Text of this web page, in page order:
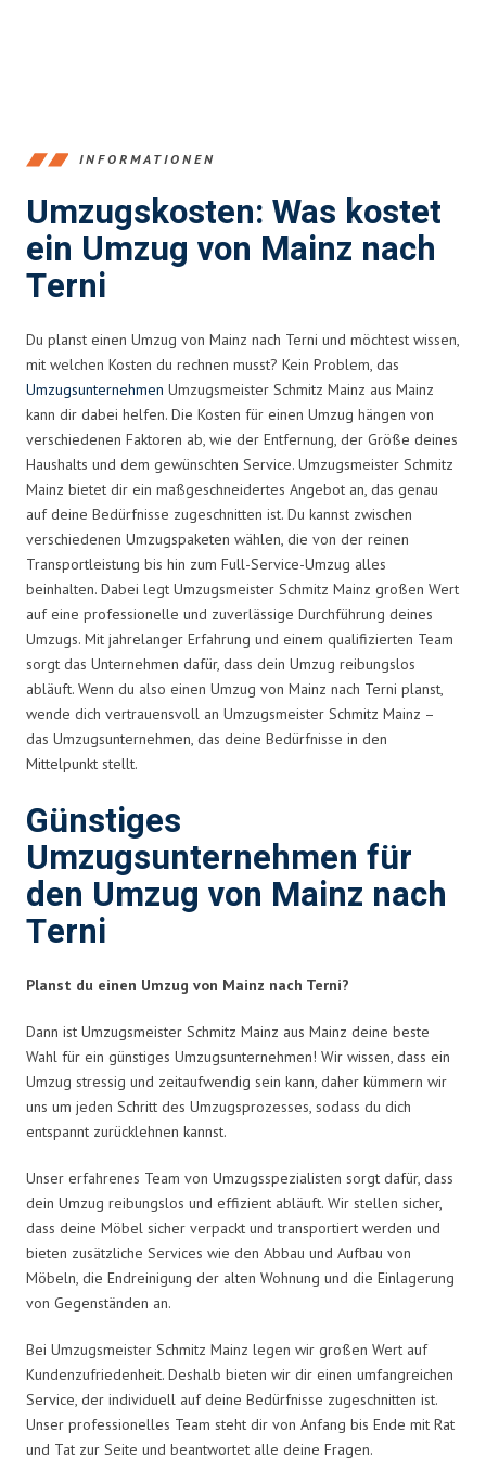
INFORMATIONEN
Umzugskosten: Was kostet
ein Umzug von Mainz nach
Terni
Du planst einen Umzug von Mainz nach Terni und möchtest wissen,
mit welchen Kosten du rechnen musst? Kein Problem, das
Umzugsunternehmen Umzugsmeister Schmitz Mainz aus Mainz
kann dir dabei helfen. Die Kosten für einen Umzug hängen von
verschiedenen Faktoren ab, wie der Entfernung, der Größe deines
Haushalts und dem gewünschten Service. Umzugsmeister Schmitz
Mainz bietet dir ein maßgeschneidertes Angebot an, das genau
auf deine Bedürfnisse zugeschnitten ist. Du kannst zwischen
verschiedenen Umzugspaketen wählen, die von der reinen
Transportleistung bis hin zum Full-Service-Umzug alles
beinhalten. Dabei legt Umzugsmeister Schmitz Mainz großen Wert
auf eine professionelle und zuverlässige Durchführung deines
Umzugs. Mit jahrelanger Erfahrung und einem qualifizierten Team
sorgt das Unternehmen dafür, dass dein Umzug reibungslos
abläuft. Wenn du also einen Umzug von Mainz nach Terni planst,
wende dich vertrauensvoll an Umzugsmeister Schmitz Mainz –
das Umzugsunternehmen, das deine Bedürfnisse in den
Mittelpunkt stellt.
Günstiges
Umzugsunternehmen für
den Umzug von Mainz nach
Terni
Planst du einen Umzug von Mainz nach Terni?
Dann ist Umzugsmeister Schmitz Mainz aus Mainz deine beste
Wahl für ein günstiges Umzugsunternehmen! Wir wissen, dass ein
Umzug stressig und zeitaufwendig sein kann, daher kümmern wir
uns um jeden Schritt des Umzugsprozesses, sodass du dich
entspannt zurücklehnen kannst.
Unser erfahrenes Team von Umzugsspezialisten sorgt dafür, dass
dein Umzug reibungslos und effizient abläuft. Wir stellen sicher,
dass deine Möbel sicher verpackt und transportiert werden und
bieten zusätzliche Services wie den Abbau und Aufbau von
Möbeln, die Endreinigung der alten Wohnung und die Einlagerung
von Gegenständen an.
Bei Umzugsmeister Schmitz Mainz legen wir großen Wert auf
Kundenzufriedenheit. Deshalb bieten wir dir einen umfangreichen
Service, der individuell auf deine Bedürfnisse zugeschnitten ist.
Unser professionelles Team steht dir von Anfang bis Ende mit Rat
und Tat zur Seite und beantwortet alle deine Fragen.